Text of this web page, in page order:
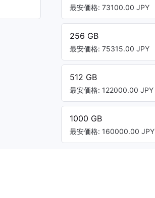
最安価格: 73100.00 JPY
256 GB
最安価格: 75315.00 JPY
512 GB
最安価格: 122000.00 JPY
1000 GB
最安価格: 160000.00 JPY